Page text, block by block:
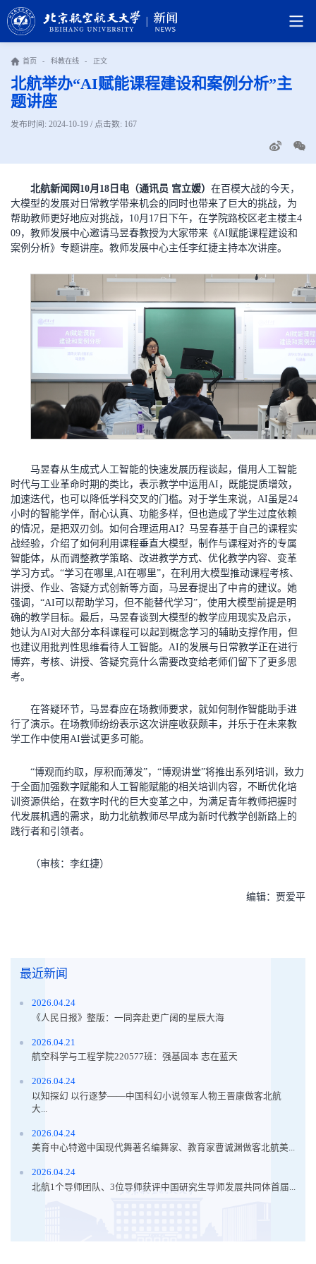
首页 - 科教在线 - 正文
北航举办“AI赋能课程建设和案例分析”主
题讲座
发布时间: 2024-10-19 / 点击数: 167
北航新闻网10月18日电（通讯员 宫立媛） 在百模大战的今天，
大模型的发展对日常教学带来机会的同时也带来了巨大的挑战，为
帮助教师更好地应对挑战，10月17日下午，在学院路校区老主楼主4
09，教师发展中心邀请马昱春教授为大家带来《AI赋能课程建设和
案例分析》专题讲座。教师发展中心主任李红捷主持本次讲座。
马昱春从生成式人工智能的快速发展历程谈起，借用人工智能
时代与工业革命时期的类比，表示教学中运用AI，既能提质增效，
加速迭代，也可以降低学科交叉的门槛。对于学生来说，AI虽是24
小时的智能学伴，耐心认真、功能多样，但也造成了学生过度依赖
的情况，是把双刃剑。如何合理运用AI？马昱春基于自己的课程实
战经验，介绍了如何利用课程垂直大模型，制作与课程对齐的专属
智能体，从而调整教学策略、改进教学方式、优化教学内容、变革
学习方式。“学习在哪里,AI在哪里”，在利用大模型推动课程考核、
讲授、作业、答疑方式创新等方面，马昱春提出了中肯的建议。她
强调，“AI可以帮助学习，但不能替代学习”，使用大模型前提是明
确的教学目标。最后，马昱春谈到大模型的教学应用现实及启示，
她认为AI对大部分本科课程可以起到概念学习的辅助支撑作用，但
也建议用批判性思维看待人工智能。AI的发展与日常教学正在进行
博弈，考核、讲授、答疑究竟什么需要改变给老师们留下了更多思
考。
在答疑环节，马昱春应在场教师要求，就如何制作智能助手进
行了演示。在场教师纷纷表示这次讲座收获颇丰，并乐于在未来教
学工作中使用AI尝试更多可能。
“博观而约取，厚积而薄发”，“博观讲堂”将推出系列培训，致力
于全面加强数字赋能和人工智能赋能的相关培训内容，不断优化培
训资源供给，在数字时代的巨大变革之中，为满足青年教师把握时
代发展机遇的需求，助力北航教师尽早成为新时代教学创新路上的
践行者和引领者。
（审核：李红捷）
编辑：贾爱平
最近新闻
2026.04.24
《人民日报》整版：一同奔赴更广阔的星辰大海
2026.04.21
航空科学与工程学院220577班：强基固本 志在蓝天
2026.04.24
以知探幻 以行逐梦——中国科幻小说领军人物王晋康做客北航
大...
2026.04.24
美育中心特邀中国现代舞著名编舞家、教育家曹诚渊做客北航美...
2026.04.24
北航1个导师团队、3位导师获评中国研究生导师发展共同体首届...